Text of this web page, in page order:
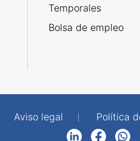
Temporales
Bolsa de empleo
Aviso legal Política
FacebookWhatsApp